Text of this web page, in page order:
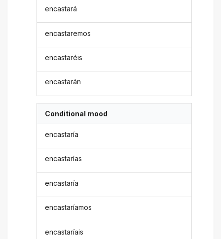
encastará
encastaremos
encastaréis
encastarán
Conditional mood
encastaría
encastarías
encastaría
encastaríamos
encastaríais